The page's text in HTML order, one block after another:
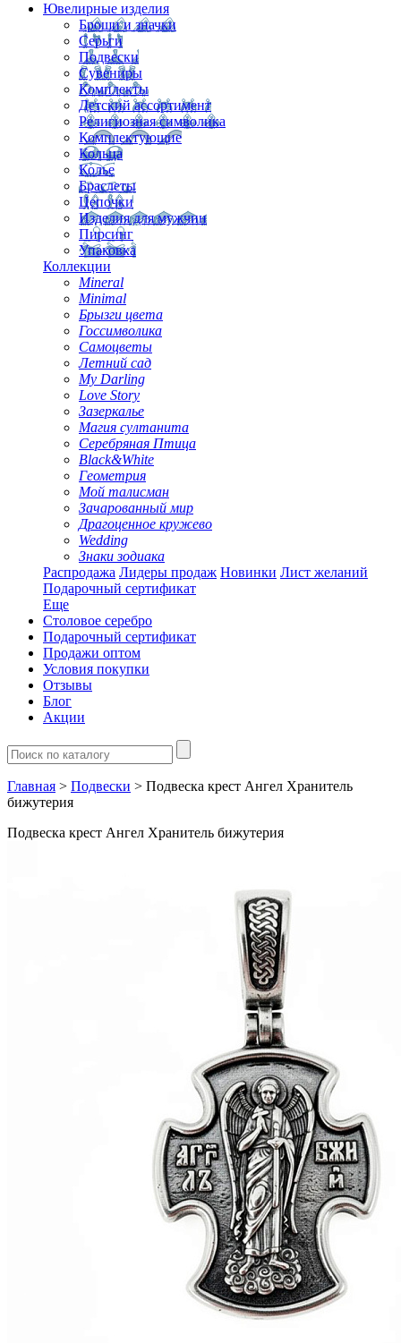
Ювелирные изделия
Броши и значки
Серьги
Подвески
Сувениры
Комплекты
Детский ассортимент
Религиозная символика
Комплектующие
Кольца
Колье
Браслеты
Цепочки
Изделия для мужчин
Пирсинг
Упаковка
Коллекции
Mineral
Minimal
Брызги цвета
Госсимволика
Самоцветы
Летний сад
My Darling
Love Story
Зазеркалье
Магия султанита
Серебряная Птица
Black&White
Геометрия
Мой талисман
Зачарованный мир
Драгоценное кружево
Wedding
Знаки зодиака
Распродажа Лидеры продаж Новинки Лист желаний
Подарочный сертификат
Еще
Столовое серебро
Подарочный сертификат
Продажи оптом
Условия покупки
Отзывы
Блог
Акции
Главная > Подвески > Подвеска крест Ангел Хранитель
бижутерия
Подвеска крест Ангел Хранитель бижутерия